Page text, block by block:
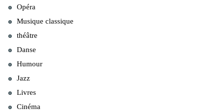
Opéra
Musique classique
théâtre
Danse
Humour
Jazz
Livres
Cinéma